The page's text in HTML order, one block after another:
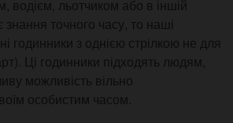
водієм, льотчиком або в іншій
точного часу, то наші
годинники з однією стрілкою не для
Ці годинники підходять людям,
можливість вільно
особистим часом.